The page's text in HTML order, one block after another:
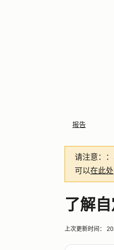
报告
请注意：
可以在此处
了解
上次更新时间：